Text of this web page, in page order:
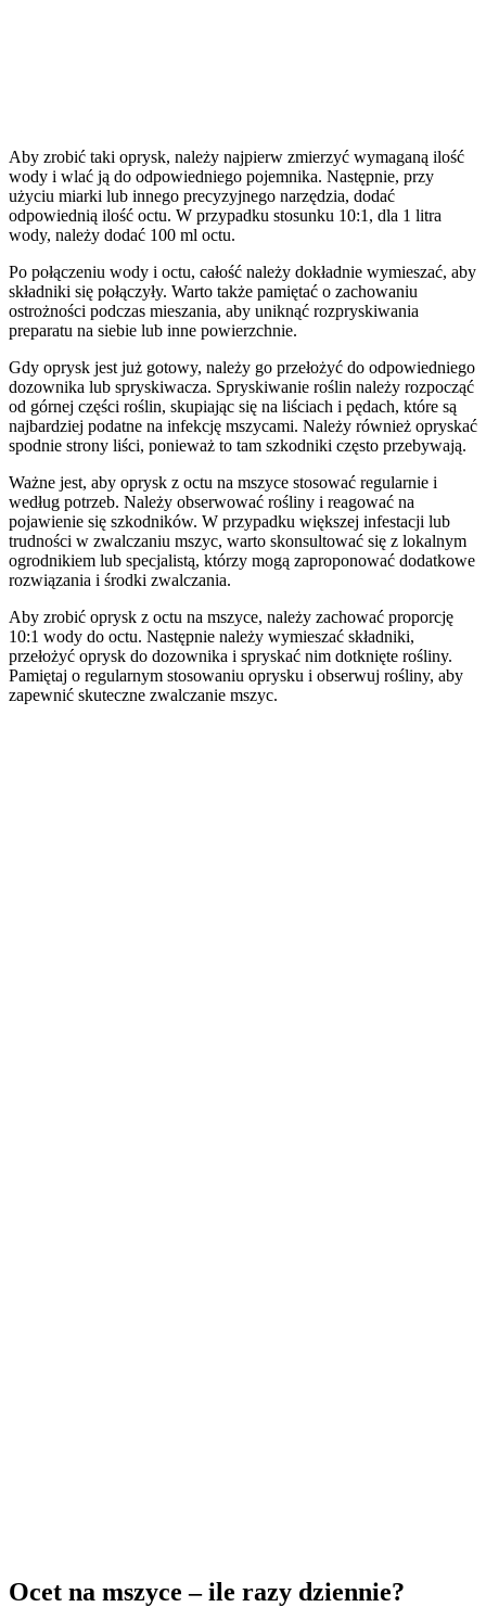
Aby zrobić taki oprysk, należy najpierw zmierzyć wymaganą ilość
wody i wlać ją do odpowiedniego pojemnika. Następnie, przy
użyciu miarki lub innego precyzyjnego narzędzia, dodać
odpowiednią ilość octu. W przypadku stosunku 10:1, dla 1 litra
wody, należy dodać 100 ml octu.
Po połączeniu wody i octu, całość należy dokładnie wymieszać, aby
składniki się połączyły. Warto także pamiętać o zachowaniu
ostrożności podczas mieszania, aby uniknąć rozpryskiwania
preparatu na siebie lub inne powierzchnie.
Gdy oprysk jest już gotowy, należy go przełożyć do odpowiedniego
dozownika lub spryskiwacza. Spryskiwanie roślin należy rozpocząć
od górnej części roślin, skupiając się na liściach i pędach, które są
najbardziej podatne na infekcję mszycami. Należy również opryskać
spodnie strony liści, ponieważ to tam szkodniki często przebywają.
Ważne jest, aby oprysk z octu na mszyce stosować regularnie i
według potrzeb. Należy obserwować rośliny i reagować na
pojawienie się szkodników. W przypadku większej infestacji lub
trudności w zwalczaniu mszyc, warto skonsultować się z lokalnym
ogrodnikiem lub specjalistą, którzy mogą zaproponować dodatkowe
rozwiązania i środki zwalczania.
Aby zrobić oprysk z octu na mszyce, należy zachować proporcję
10:1 wody do octu. Następnie należy wymieszać składniki,
przełożyć oprysk do dozownika i spryskać nim dotknięte rośliny.
Pamiętaj o regularnym stosowaniu oprysku i obserwuj rośliny, aby
zapewnić skuteczne zwalczanie mszyc.
Ocet na mszyce – ile razy dziennie?